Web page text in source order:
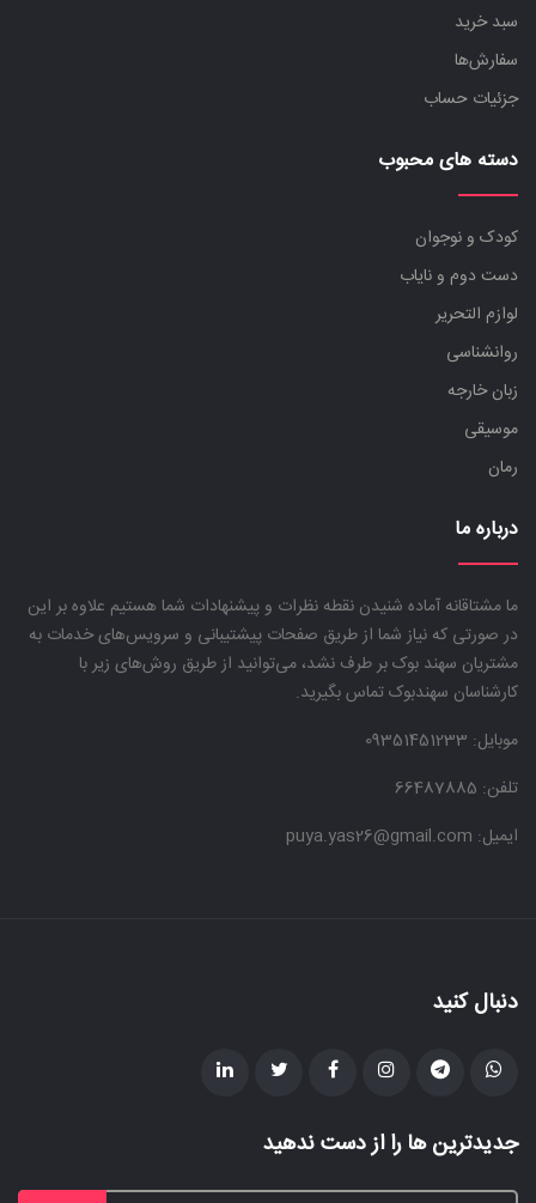
سبد خرید
سفارش‌ها
جزئیات حساب
دسته های محبوب
کودک و نوجوان
دست دوم و نایاب
لوازم التحریر
روانشناسی
زبان خارجه
موسیقی
رمان
درباره ما
ما مشتاقانه آماده شنیدن نقطه نظرات و پیشنهادات شما هستیم علاوه بر این
در صورتی که نیاز شما از طریق صفحات پیشتیبانی و سرویس‌های خدمات به
مشتریان سهند بوک بر طرف نشد، می‌توانید از طریق روش‌های زیر با
کارشناسان سهندبوک تماس بگیرید.
موبایل:
تلفن: 66487885
ایمیل: puya.yas26@gmail.com
دنبال کنید
جدیدترین ها را از دست ندهید